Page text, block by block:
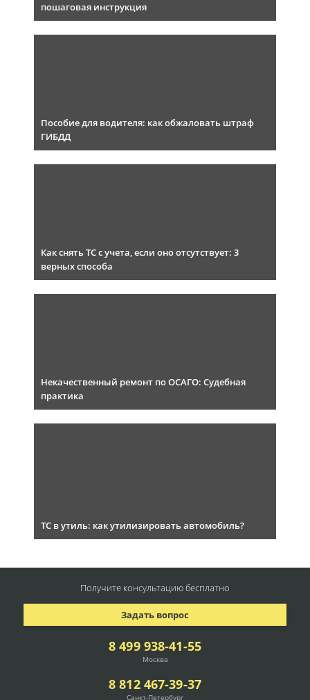
пошаговая инструкция
Пособие для водителя: как обжаловать штраф
ГИБДД
Как снять ТС с учета, если оно отсутствует: 3
верных способа
Некачественный ремонт по ОСАГО: Судебная
практика
ТС в утиль: как утилизировать автомобиль?
8 499 938-41-55
Москва
8 812 467-39-37
Санкт-Петербург
Задать вопрос
Получите консультациюбесплатно